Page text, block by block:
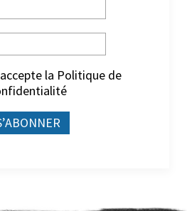
la Politique de